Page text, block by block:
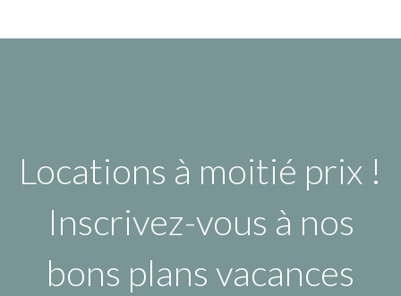
Locations à moitié prix !
Inscrivez-vous à nos
bons plans vacances